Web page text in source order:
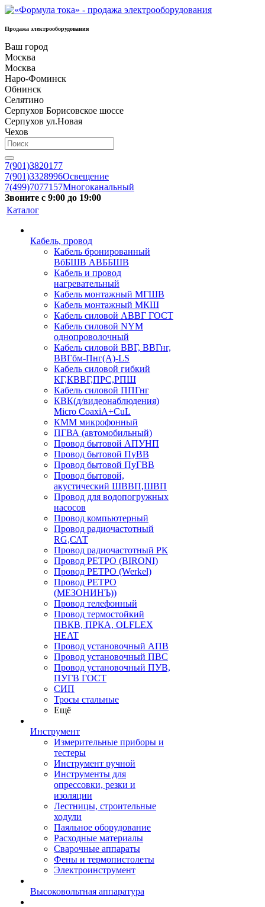
Продажа электрооборудования
Ваш город
Москва
Москва
Наро-Фоминск
Обнинск
Селятино
Серпухов Борисовское шоссе
Серпухов ул.Новая
Чехов
7(901)3820177
7(901)3328996Освещение
7(499)7077157Многоканальный
Звоните с 9:00 до 19:00
Каталог
Кабель, провод
Кабель бронированный
ВбБШВ АВББШВ
Кабель и провод
нагревательный
Кабель монтажный МГШВ
Кабель монтажный МКШ
Кабель силовой АВВГ ГОСТ
Кабель силовой NYM
однопроволочный
Кабель силовой ВВГ, ВВГнг,
ВВГбм-Пнг(А)-LS
Кабель силовой гибкий
КГ,КВВГ,ПРС,РПШ
Кабель силовой ППГнг
КВК(д/видеонаблюдения)
Micro CoaxiA+CuL
КММ микрофонный
ПГВА (автомобильный)
Провод бытовой АПУНП
Провод бытовой ПуВВ
Провод бытовой ПуГВВ
Провод бытовой,
акустический ШВВП,ШВП
Провод для водопогружных
насосов
Провод компьютерный
Провод радиочастотный
RG,САТ
Провод радиочастотный РК
Провод РЕТРО (BIRONI)
Провод РЕТРО (Werkel)
Провод РЕТРО
(МЕЗОНИНЪ))
Провод телефонный
Провод термостойкий
ПВКВ, ПРКА, OLFLEX
HEAT
Провод установочный АПВ
Провод установочный ПВС
Провод установочный ПУВ,
ПУГВ ГОСТ
СИП
Тросы стальные
Ещё
Инструмент
Измерительные приборы и
тестеры
Инструмент ручной
Инструменты для
опрессовки, резки и
изоляции
Лестницы, строительные
ходули
Паяльное оборудование
Расходные материалы
Сварочные аппараты
Фены и термопистолеты
Электроинструмент
Высоковольтная аппаратура